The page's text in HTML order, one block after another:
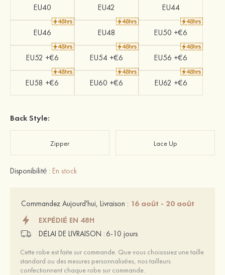
EU40 EU42 EU44
EU46 EU48 EU50 +€6
EU52 +€6 EU54 +€6 EU56 +€6
EU58 +€6 EU60 +€6 EU62 +€6
Back Style:
Zipper Lace Up
Disponibilité : En stock
Commandez Aujourd'hui, Livraison : 16 août - 20 août
EXPÉDIÉ EN 48H
DÉLAI DE LIVRAISON : 6-10 jours
Cette robe est faite sur commande. Que vous choisissiez une taille
standard ou des mesures personnalisées, nos tailleurs
confectionnent chaque robe sur commande.